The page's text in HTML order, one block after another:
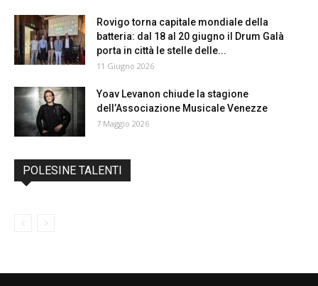
Rovigo torna capitale mondiale della
batteria: dal 18 al 20 giugno il Drum Galà
porta in città le stelle delle...
11 Giugno 2026
Yoav Levanon chiude la stagione
dell’Associazione Musicale Venezze
7 Maggio 2026
POLESINE TALENTI